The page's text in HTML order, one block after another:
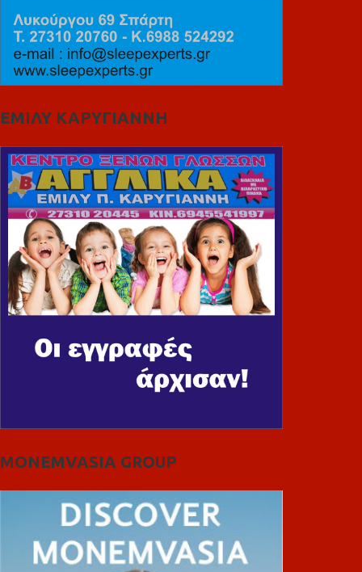
ΕΜΙΛΥ ΚΑΡΥΓΙΑΝΝΗ
MONEMVASIA GROUP